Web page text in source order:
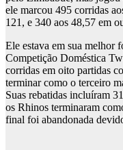
ele marcou 495 corridas
121, e 340 aos 48,57 em
Ele estava em sua melhor
Competição Doméstica
corridas em oito partidas
terminar como o terceiro
Suas rebatidas incluíram
os Rhinos terminaram
final foi abandonada